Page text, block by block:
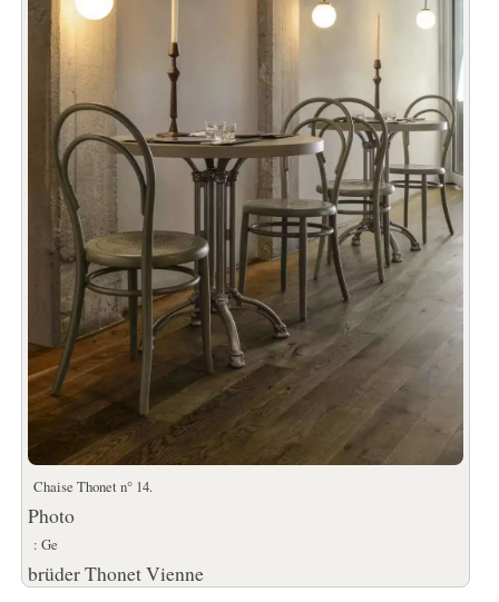
Chaise Thonet n° 14.
Photo
: Ge
brüder Thonet Vienne